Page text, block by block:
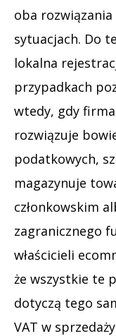
oba rozwiązania
sytuacjach. Do
lokalna
przypadkach
wtedy, gdy firma
rozwiązuje
podatkowych,
magazynuje
członkowskim
zagranicznego
właścicieli
że wszystkie te
dotyczą tego
VAT w